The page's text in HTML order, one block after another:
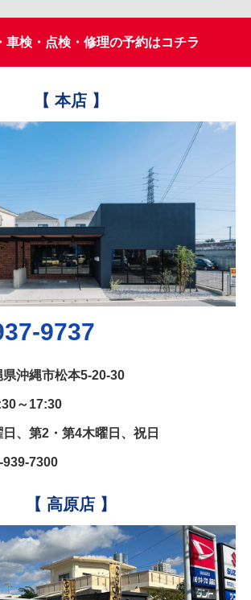
車検・点検・修理の予約はコチラ
【 本店 】
9737
県沖縄市松本5-20-30
～17:30
、第2・第4木曜日、祝日
939-7300
【 高原店 】